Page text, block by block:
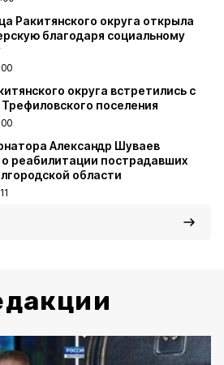
Ракитянского округа открыла
благодаря социальному
округа встретились с
поселения
Александр Шуваев
о реабилитации пострадавших
области